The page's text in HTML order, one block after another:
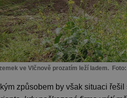
ve Vlčnově prozatím leží ladem.
způsobem by však situaci